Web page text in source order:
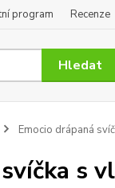
program Recenze
Hledat
Emocio drápaná
s